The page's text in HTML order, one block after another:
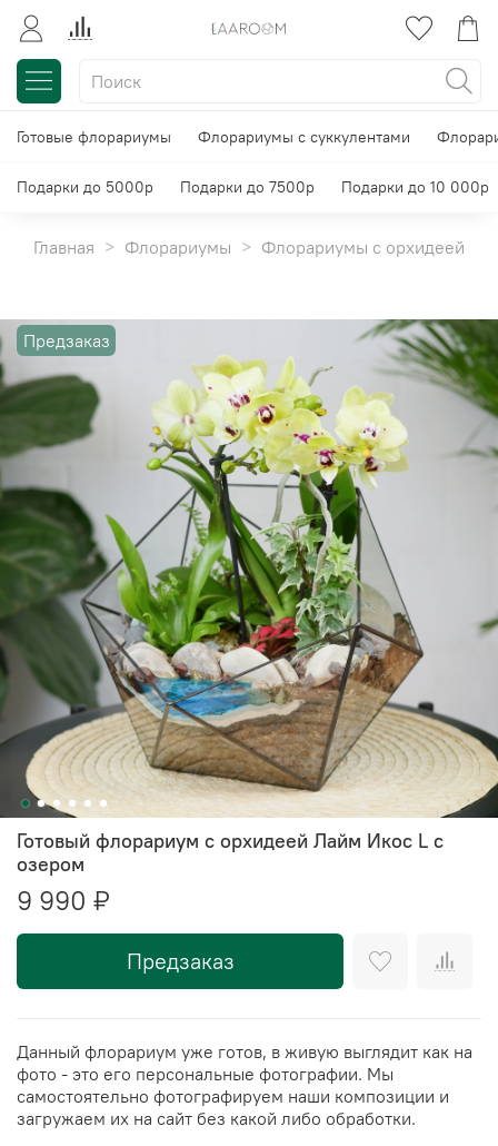
Готовые флорариумы Флорариумы с суккулентами
Подарки до 5000р Подарки до 7500р Подарки до 10 000р
Главная Флорариумы Флорариумы с орхидеей
Предзаказ
Готовый флорариум с орхидеей Лайм Икос L с
озером
9 990 ₽
Предзаказ
Данный флорариум уже готов, в живую выглядит как на
фото - это его персональные фотографии. Мы
самостоятельно фотографируем наши композиции и
загружаем их на сайт без какой либо обработки.